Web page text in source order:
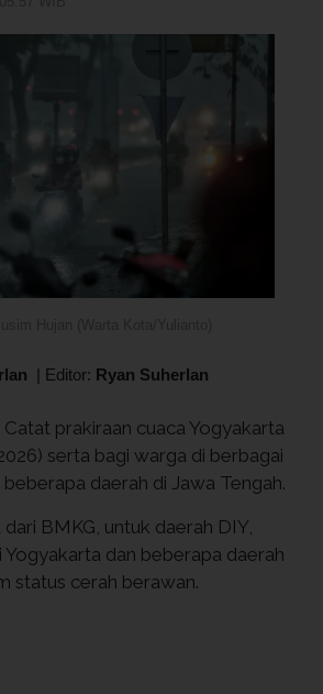
| Editor: Ryan Suherlan
Catat prakiraan cuaca Yogyakarta
serta bagi warga di berbagai
daerah di Jawa Tengah.
BMKG, untuk daerah DIY,
Yogyakarta dan beberapa daerah
status cerah berawan.